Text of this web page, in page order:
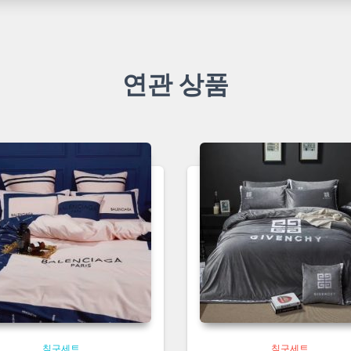
연관 상품
침구세트 침구세트